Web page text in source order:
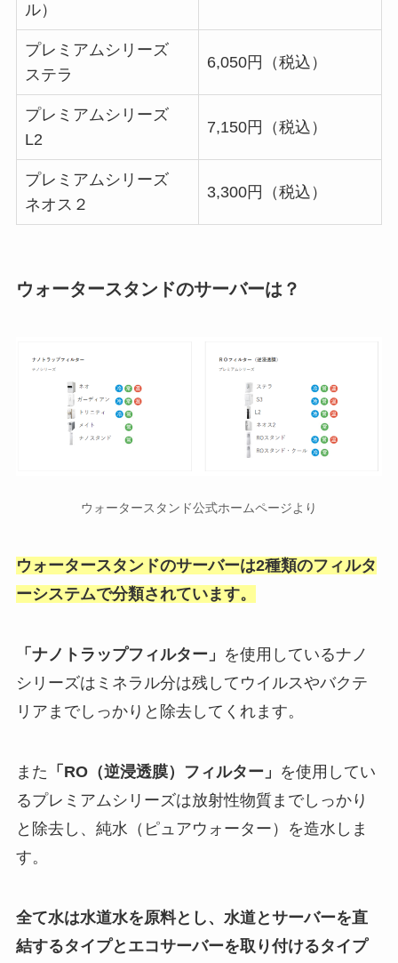
ル）
プレミアムシリーズ
ステラ
6,050円（税込）
プレミアムシリーズ
L2
7,150円（税込）
プレミアムシリーズ
ネオス２
3,300円（税込）
ウォータースタンドのサーバーは？
ウォータースタンド公式ホームページより
ウォータースタンドのサーバーは2種類のフィルタ
ーシステムで分類されています。
「ナノトラップフィルター」 を使用しているナノ
シリーズはミネラル分は残してウイルスやバクテ
リアまでしっかりと除去してくれます。
また 「RO（逆浸透膜）フィルター」 を使用してい
るプレミアムシリーズは放射性物質までしっかり
と除去し、純水（ピュアウォーター）を造水しま
す。
全て水は水道水を原料とし、水道とサーバーを直
結するタイプとエコサーバーを取り付けるタイプ